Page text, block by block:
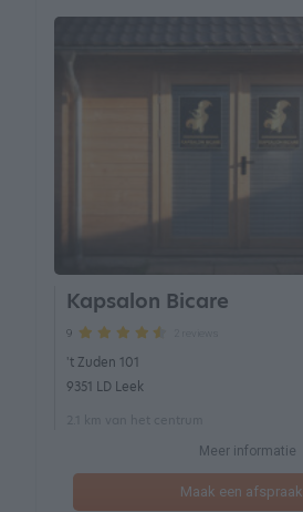
Kapsalon Bicare
9
't Zuden 101
9351 LD Leek
Meer informatie
Maak een afspraak